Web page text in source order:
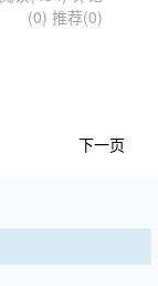
(0) 推荐(0)
下一页